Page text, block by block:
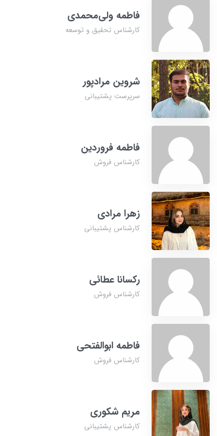
فاطمه ولی‌محمدی
کارشناس تحقیق و توسعه
شروین مرادپور
سرپرست پشتیبانی
فاطمه فروردین
کارشناس فروش
زهرا مرادی
کارشناس پشتیبانی
رکسانا عطائی
کارشناس فروش
فاطمه ابوالفتحی
کارشناس فروش
مریم شکوری
کارشناس پشتیبانی